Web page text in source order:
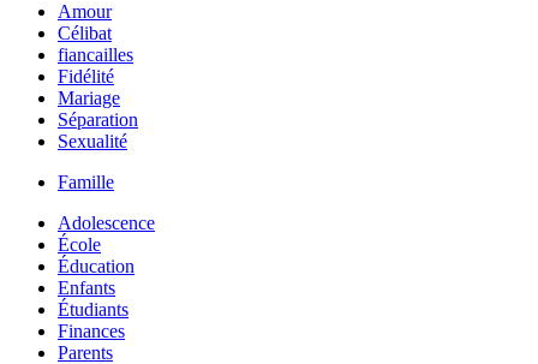
Amour
Célibat
fiancailles
Fidélité
Mariage
Séparation
Sexualité
Famille
Adolescence
École
Éducation
Enfants
Étudiants
Finances
Parents